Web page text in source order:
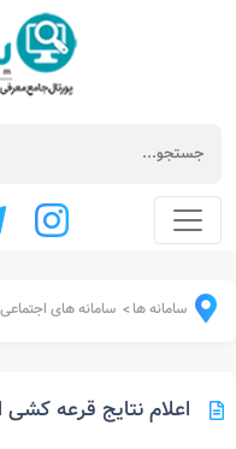
سامانه ها> سامانه های اجتماعی
اعلام نتایج قرعه کشی